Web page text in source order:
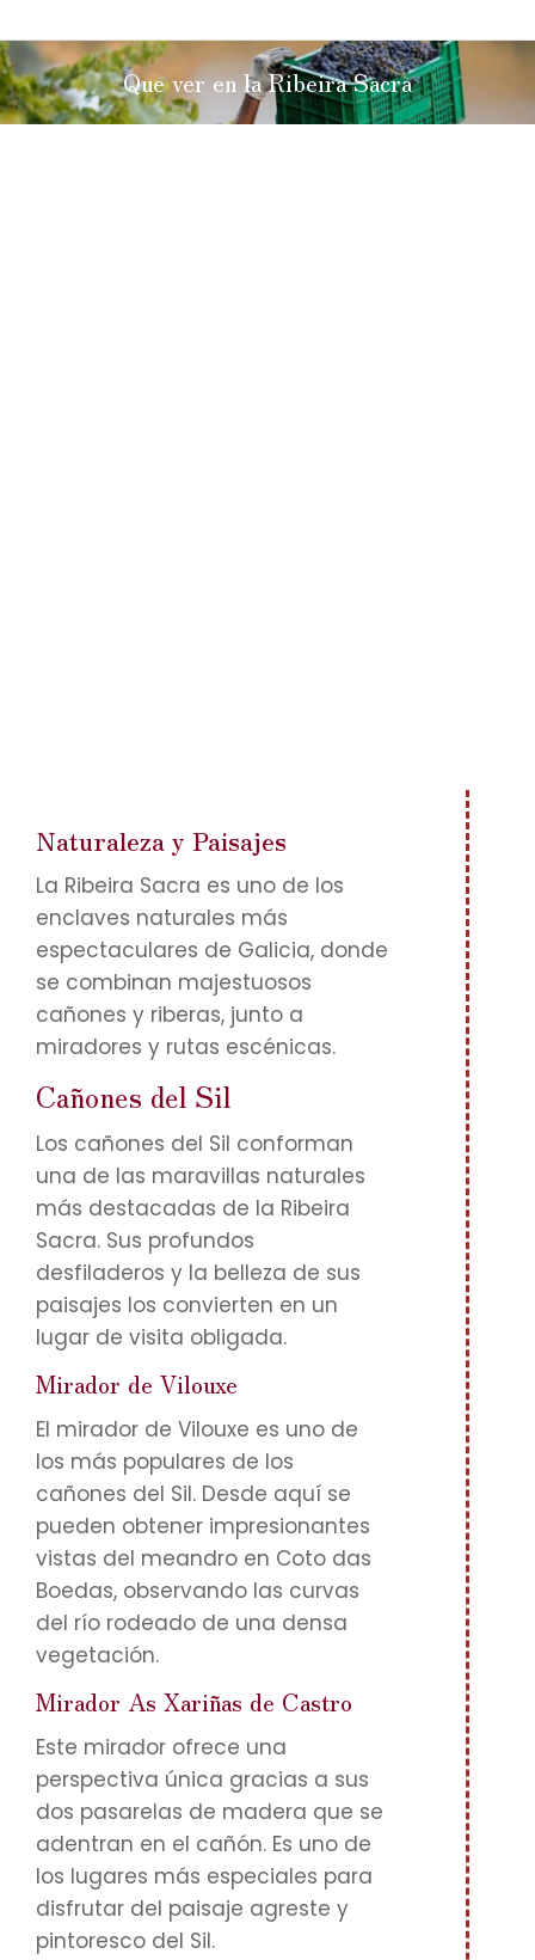
Que ver en la Ribeira Sacra
Estás aquí:
Naturaleza y Paisajes
La Ribeira Sacra es uno de los
enclaves naturales más
espectaculares de Galicia, donde
se combinan majestuosos
cañones y riberas, junto a
miradores y rutas escénicas.
Cañones del Sil
Los cañones del Sil conforman
una de las maravillas naturales
más destacadas de la Ribeira
Sacra. Sus profundos
desfiladeros y la belleza de sus
paisajes los convierten en un
lugar de visita obligada.
Mirador de Vilouxe
El mirador de Vilouxe es uno de
los más populares de los
cañones del Sil. Desde aquí se
pueden obtener impresionantes
vistas del meandro en Coto das
Boedas, observando las curvas
del río rodeado de una densa
vegetación.
Mirador As Xariñas de Castro
Este mirador ofrece una
perspectiva única gracias a sus
dos pasarelas de madera que se
adentran en el cañón. Es uno de
los lugares más especiales para
disfrutar del paisaje agreste y
pintoresco del Sil.